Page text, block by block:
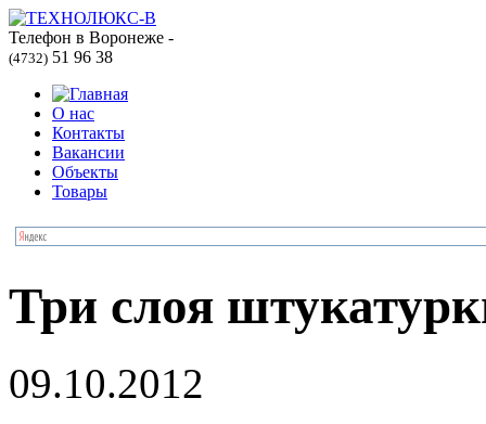
Телефон в Воронеже -
(4732) 51 96 38
О нас
Контакты
Вакансии
Объекты
Товары
Три слоя
09.10.2012